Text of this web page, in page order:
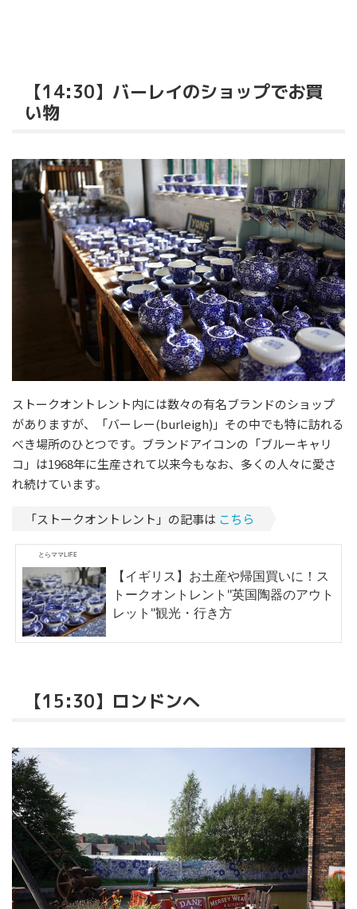
【14:30】バーレイのショップでお買
い物
ストークオントレント内には数々の有名ブランドのショップ
がありますが、「バーレー(burleigh)」その中でも特に訪れる
べき場所のひとつです。ブランドアイコンの「ブルーキャリ
コ」は1968年に生産されて以来今もなお、多くの人々に愛さ
れ続けています。
「ストークオントレント」の記事は こちら
とらママLIFE
【イギリス】お土産や帰国買いに！ス
トークオントレント"英国陶器のアウト
レット"観光・行き方
【15:30】ロンドンへ